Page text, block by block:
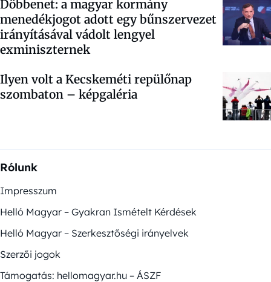
Döbbenet: a magyar kormány
menedékjogot adott egy bűnszervezet
irányításával vádolt lengyel
exminiszternek
Ilyen volt a Kecskeméti repülőnap
szombaton – képgaléria
Rólunk
Impresszum
Helló Magyar – Gyakran Ismételt Kérdések
Helló Magyar – Szerkesztőségi irányelvek
Szerzői jogok
Támogatás: hellomagyar.hu – ÁSZF